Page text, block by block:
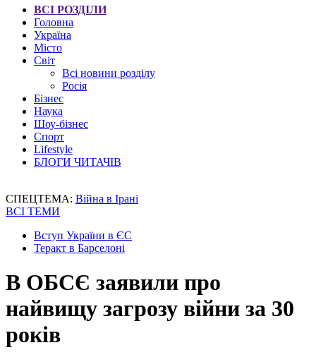
ВСІ РОЗДІЛИ
Головна
Україна
Місто
Світ
Всі новини розділу
Росія
Бізнес
Наука
Шоу-бізнес
Спорт
Lifestyle
БЛОГИ ЧИТАЧІВ
СПЕЦТЕМА: Війна в Ірані
ВСІ ТЕМИ
Вступ України в ЄС
Теракт в Барселоні
В ОБСЄ заявили про
найвищу загрозу війни за 30
років